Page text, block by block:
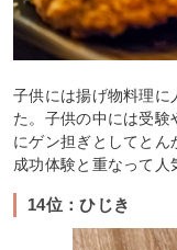
子供には揚げ物料理に
た。子供の中には受験
にゲン担ぎとしてと
成功体験と重なって人
14位：ひじき